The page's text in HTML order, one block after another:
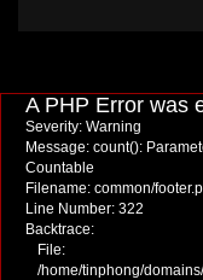
A PHP Error was
Severity: Warning
Message: count():
Countable
Filename: common/
Line Number: 322
Backtrace:
File:
/home/tinphong/